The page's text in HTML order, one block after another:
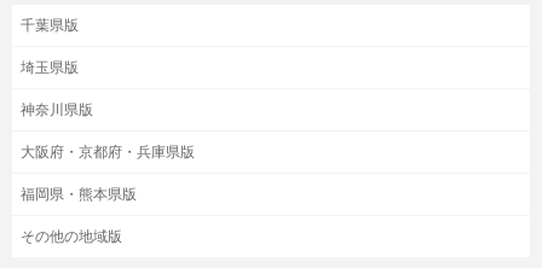
千葉県版
埼玉県版
神奈川県版
大阪府・京都府・兵庫県版
福岡県・熊本県版
その他の地域版